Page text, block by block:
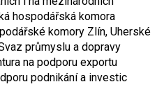
hospodářská komora
komory Zlín, Uherské
průmyslu a dopravy
na podporu exportu
podnikání a investic